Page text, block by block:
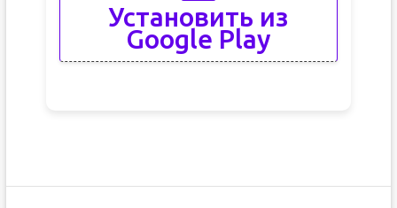
Установить из
Google Play